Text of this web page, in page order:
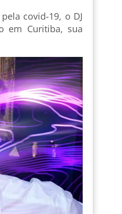
covid-19, o DJ
em Curitiba, sua